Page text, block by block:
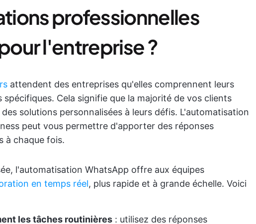
professionnelles
l'entreprise ?
attendent des entreprises qu'elles comprennent leurs
Cela signifie que la majorité de vos clients
solutions personnalisées à leurs défis. L'automatisation
peut vous permettre d'apporter des réponses
à chaque fois.
l'automatisation WhatsApp offre aux équipes
en temps réel, plus rapide et à grande échelle. Voici
les tâches routinières : utilisez des réponses